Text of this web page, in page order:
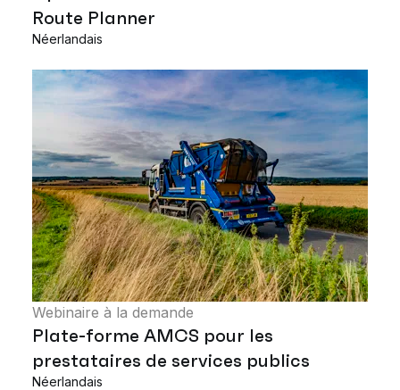
Route Planner
Néerlandais
Webinaire à la demande
Plate-forme AMCS pour les
prestataires de services publics
Néerlandais